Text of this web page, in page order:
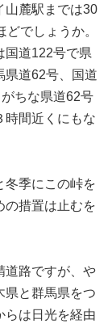
山麓駅までは30
でしょうか。
国道122号で県
県道62号、国道
ちな県道62号
時間近くにもな
冬季にこの峠を
の措置は止むを
道路ですが、や
県と群馬県をつ
らは日光を経由